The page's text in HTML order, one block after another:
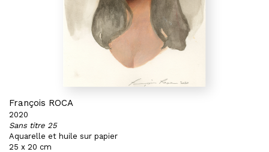
François ROCA
2020
Sans titre 25
Aquarelle et huile sur papier
25 x 20 cm